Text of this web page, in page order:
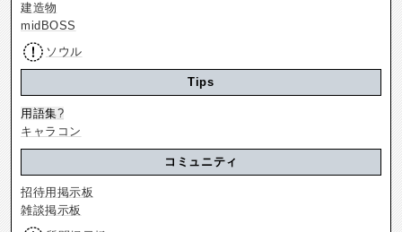
建造物
midBOSS
ソウル
Tips
用語集?
キャラコン
コミュニティ
招待用掲示板
雑談掲示板